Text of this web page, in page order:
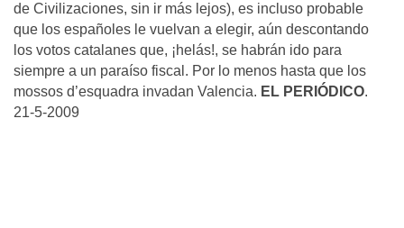
de Civilizaciones, sin ir más lejos), es incluso probable
que los españoles le vuelvan a elegir, aún descontando
los votos catalanes que, ¡helás!, se habrán ido para
siempre a un paraíso fiscal. Por lo menos hasta que los
mossos d’esquadra invadan Valencia. EL PERIÓDICO.
21-5-2009